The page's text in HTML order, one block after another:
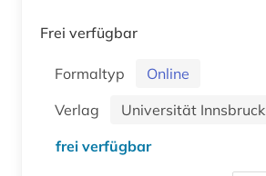
Frei verfügbar
Formaltyp
Online
Verlag
Universität Innsbruck
frei verfügbar